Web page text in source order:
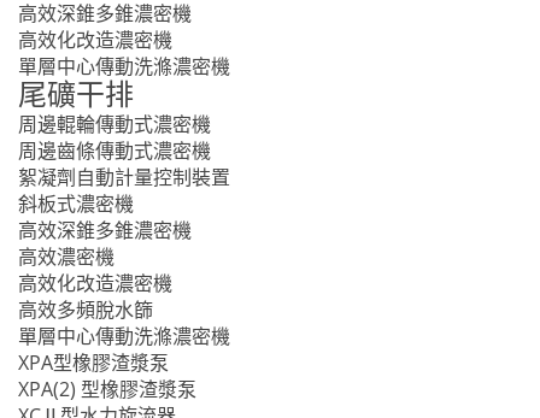
高效深錐多錐濃密機
高效化改造濃密機
單層中心傳動洗滌濃密機
尾礦干排
周邊輥輪傳動式濃密機
周邊齒條傳動式濃密機
絮凝劑自動計量控制裝置
斜板式濃密機
高效深錐多錐濃密機
高效濃密機
高效化改造濃密機
高效多頻脫水篩
單層中心傳動洗滌濃密機
XPA型橡膠渣漿泵
XPA(2) 型橡膠渣漿泵